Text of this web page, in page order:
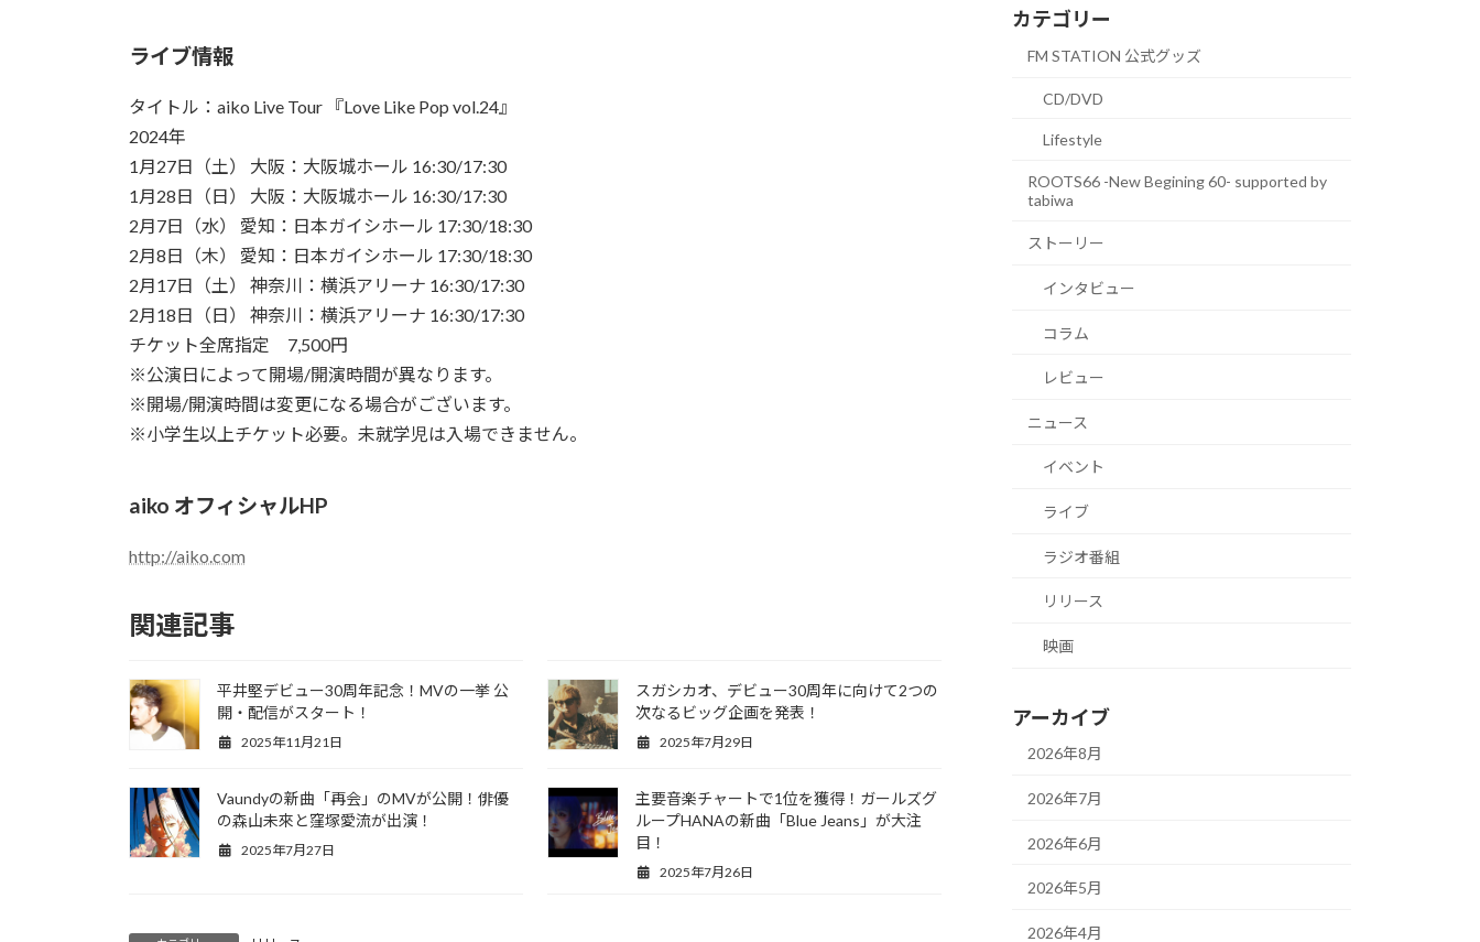
ライブ情報
タイトル：aiko Live Tour 『Love Like Pop vol.24』
2024年
1月27日（土） 大阪：大阪城ホール 16:30/17:30
1月28日（日） 大阪：大阪城ホール 16:30/17:30
2月7日（水） 愛知：日本ガイシホール 17:30/18:30
2月8日（木） 愛知：日本ガイシホール 17:30/18:30
2月17日（土） 神奈川：横浜アリーナ 16:30/17:30
2月18日（日） 神奈川：横浜アリーナ 16:30/17:30
チケット全席指定 7,500円
※公演日によって開場/開演時間が異なります。
※開場/開演時間は変更になる場合がございます。
※小学生以上チケット必要。未就学児は入場できません。
aiko オフィシャルHP
http://aiko.com
関連記事
平井堅デビュー30周年記念！MVの一挙 公
開・配信がスタート！
2025年11月21日
スガシカオ、デビュー30周年に向けて2つの
次なるビッグ企画を発表！
2025年7月29日
Vaundyの新曲「再会」のMVが公開！俳優
の森山未來と窪塚愛流が出演！
2025年7月27日
主要音楽チャートで1位を獲得！ガールズグ
ループHANAの新曲「Blue Jeans」が大注
目！
2025年7月26日
カテゴリー
FM STATION 公式グッズ
CD/DVD
Lifestyle
ROOTS66 -New Begining 60- supported by
tabiwa
ストーリー
インタビュー
コラム
レビュー
ニュース
イベント
ライブ
ラジオ番組
リリース
映画
アーカイブ
2026年8月
2026年7月
2026年6月
2026年5月
2026年4月